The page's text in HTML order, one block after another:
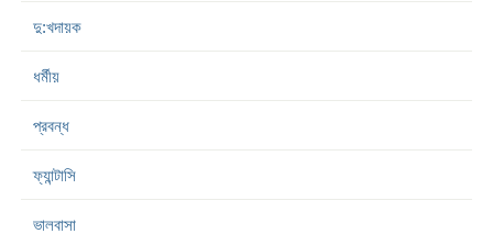
দু:খদায়ক
ধর্মীয়
প্রবন্ধ
ফ্যান্টাসি
ভালবাসা